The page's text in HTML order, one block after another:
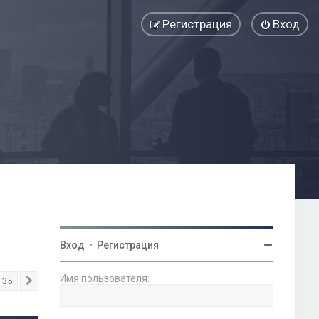
Вход
Регистрация
35 След.
Вход • Регистрация
Имя пользователя: